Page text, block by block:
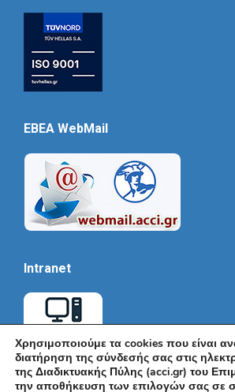
EBEA WebMail
Intranet
Χρησιμοποιούμε τα cookies που είναι
διατήρηση της σύνδεσής σας στις
της Διαδικτυακής Πύλης (acci.gr) του
την αποθήκευση των επιλογών σας σε